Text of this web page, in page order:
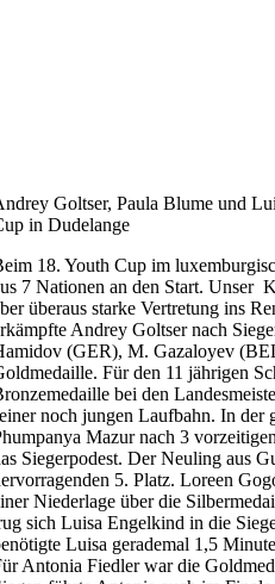
Goltser, Paula Blume und
in Dudelange
18. Youth Cup im
7 Nationen an den Start. Unser
überaus starke Vertretung ins
Andrey Goltser nach
(GER), M. Gazaloyev
Für den 11 jährigen
bei den
noch jungen Laufbahn. In der
Mazur nach 3
Siegerpodest. Der Neuling aus
5. Platz. Loreen
Niederlage über die
sich Luisa Engelkind in die
Luisa gerademal 1,5
Antonia Fiedler war die